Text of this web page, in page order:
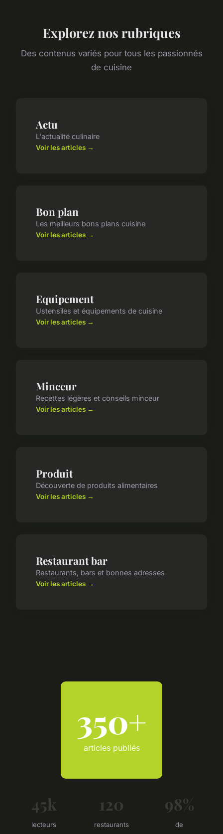
Explorez nos rubriques
Des contenus variés pour tous les passionnés
de cuisine
Actu
L'actualité culinaire
Voir les articles →
Bon plan
Les meilleurs bons plans cuisine
Voir les articles →
Equipement
Ustensiles et équipements de cuisine
Voir les articles →
Minceur
Recettes légères et conseils minceur
Voir les articles →
Produit
Découverte de produits alimentaires
Voir les articles →
Restaurant bar
Restaurants, bars et bonnes adresses
Voir les articles →
350+
articles publiés
45k
lecteurs
120
restaurants
98%
de